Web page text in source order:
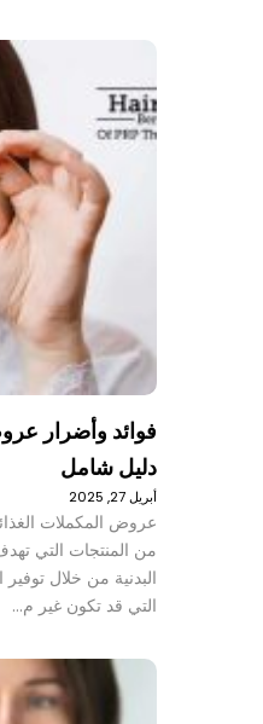
فوائد وأضرار
دليل شامل
أبريل 27, 2025
عروض المكملات
من المنتجات التي
البدنية من خلال توفير
التي قد تكون غير م…